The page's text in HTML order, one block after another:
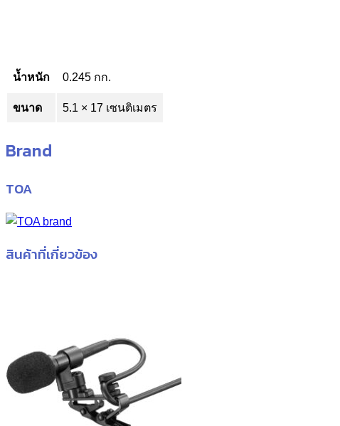
น้ำหนัก 0.245 กก.
ขนาด 5.1 × 17 เซนติเมตร
Brand
TOA
สินค้าที่เกี่ยวข้อง